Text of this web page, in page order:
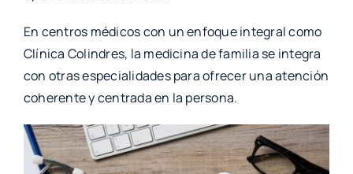
En centros médicos con un enfoque integral como
Clínica Colindres, la medicina de familia se integra
con otras especialidades para ofrecer una atención
coherente y centrada en la persona.